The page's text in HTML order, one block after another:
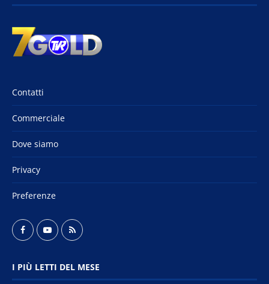
Contatti
Commerciale
Dove siamo
Privacy
Preferenze
I PIÙ LETTI DEL MESE